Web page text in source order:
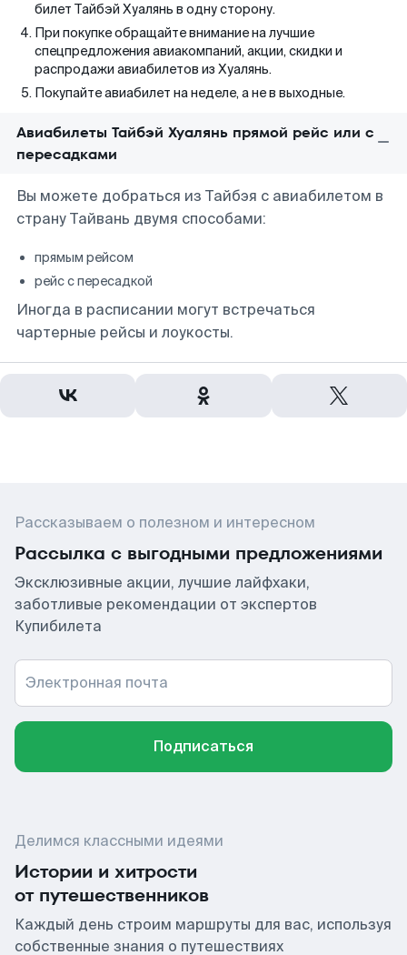
билет Тайбэй Хуалянь в одну сторону.
При покупке обращайте внимание на лучшие
спецпредложения авиакомпаний, акции, скидки и
распродажи авиабилетов из Хуалянь.
Покупайте авиабилет на неделе, а не в выходные.
Авиабилеты Тайбэй Хуалянь прямой рейс или с
пересадками
Вы можете добраться из Тайбэя с авиабилетом в
страну Тайвань двумя способами:
прямым рейсом
рейс с пересадкой
Иногда в расписании могут встречаться
чартерные рейсы и лоукосты.
Рассказываем о полезном и интересном
Рассылка с выгодными предложениями
Эксклюзивные акции, лучшие лайфхаки,
заботливые рекомендации от экспертов
Купибилета
Электронная почта
Подписаться
Делимся классными идеями
Истории и хитрости
от путешественников
Каждый день строим маршруты для вас, используя
собственные знания о путешествиях